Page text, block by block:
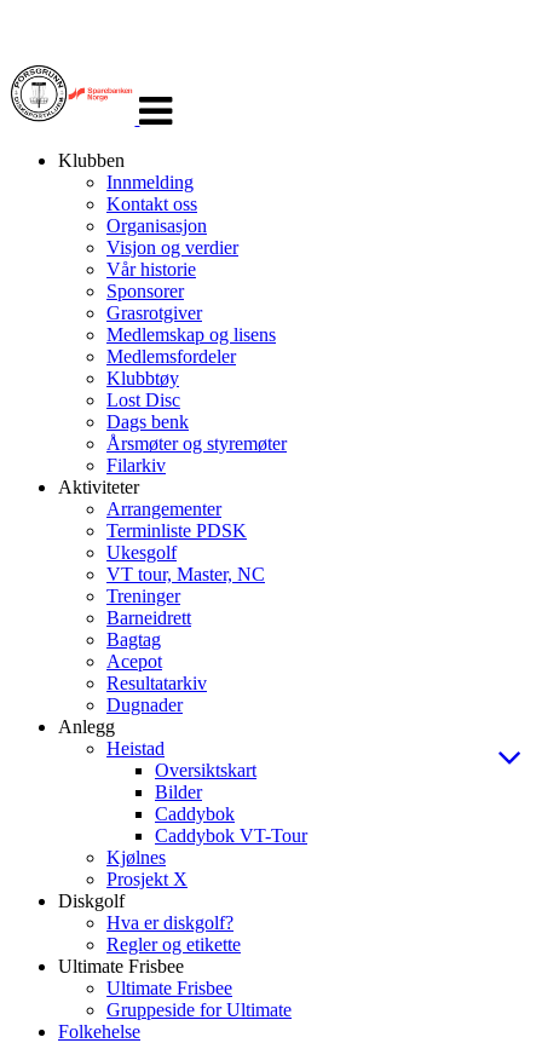
navigasjon
Klubben
Innmelding
Kontakt oss
Organisasjon
Visjon og verdier
Vår historie
Sponsorer
Grasrotgiver
Medlemskap og lisens
Medlemsfordeler
Klubbtøy
Lost Disc
Dags benk
Årsmøter og styremøter
Filarkiv
Aktiviteter
Arrangementer
Terminliste PDSK
Ukesgolf
VT tour, Master, NC
Treninger
Barneidrett
Bagtag
Acepot
Resultatarkiv
Dugnader
Anlegg
Heistad
Oversiktskart
Bilder
Caddybok
Caddybok VT-Tour
Kjølnes
Prosjekt X
Diskgolf
Hva er diskgolf?
Regler og etikette
Ultimate Frisbee
Ultimate Frisbee
Gruppeside for Ultimate
Folkehelse